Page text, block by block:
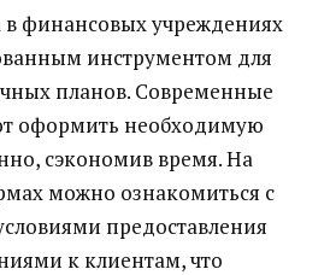
в финансовых учреждениях
инструментом для
планов. Современные
оформить необходимую
сэкономив время. На
можно ознакомиться с
предоставления
к клиентам, что